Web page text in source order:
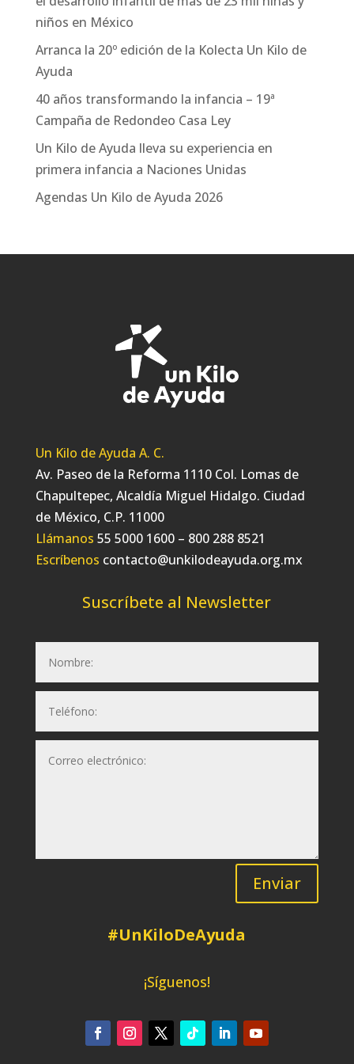
niños en México
Arranca la 20º edición de la Kolecta Un Kilo de
Ayuda
40 años transformando la infancia – 19ª
Campaña de Redondeo Casa Ley
Un Kilo de Ayuda lleva su experiencia en
primera infancia a Naciones Unidas
Agendas Un Kilo de Ayuda 2026
Un Kilo de Ayuda A. C.
Av. Paseo de la Reforma 1110 Col. Lomas de
Chapultepec, Alcaldía Miguel Hidalgo. Ciudad
de México, C.P. 11000
Llámanos 55 5000 1600 – 800 288 8521
Escríbenos contacto@unkilodeayuda.org.mx
Suscríbete al Newsletter
Enviar
#UnKiloDeAyuda
¡Síguenos!